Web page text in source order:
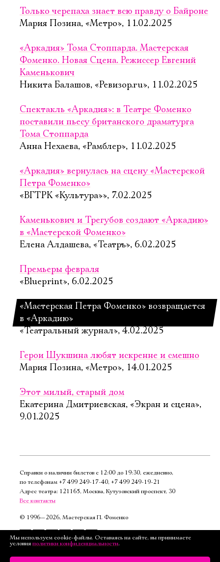
Только черепаха знает всю правду о Байроне
Мария Позина, «Метро», 11.02.2025
«Аркадия» Тома Стоппарда. Мастерская
Фоменко. Новая Сцена. Режиссер Евгений
Каменькович
Никита Балашов, «Ревизор.ru», 11.02.2025
Спектакль «Аркадия»: в Театре Фоменко
поставили пьесу британского драматурга
Тома Стоппарда
Анна Нехаева, «Рамблер», 11.02.2025
«Аркадия» вернулась на сцену «Мастерской
Петра Фоменко»
«ВГТРК «Культура»», 7.02.2025
Каменькович и Трегубов создают «Аркадию»
в «Мастерской Фоменко»
Елена Алдашева, «Театръ», 6.02.2025
Премьеры февраля
«Blueprint», 6.02.2025
«Мастерская Петра Фоменко» возвращается
в «Аркадию»
«Театральный журнал», 4.02.2025
Герои Шукшина любят искренне и смешно
Мария Позина, «Метро», 14.01.2025
Этот милый, старый дом
Екатерина Дмитриевская, «Экран и сцена»,
9.01.2025
Справки о наличии билетов с 12:00 до 19:30, ежедневно,
по телефонам +7 499 249‑17‑40, +7 499 249‑19‑21
Адрес театра: 121165, Москва, Кутузовский проспект, 30
Все контакты
© 1996—2026, Мастерская П. Фоменко
Подписаться
Мы используем cookie-файлы. Оставаясь на сайте, вы принимаете
условия политики конфиденциальности.